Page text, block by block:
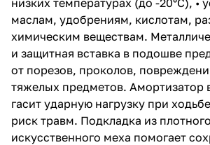
маслам, удобрениям, кислотам,
химическим веществам.
и защитная вставка в подошве
от порезов, проколов,
тяжелых предметов. Амортизатор
гасит ударную нагрузку при
риск травм. Подкладка из плотного
искусственного меха помогает